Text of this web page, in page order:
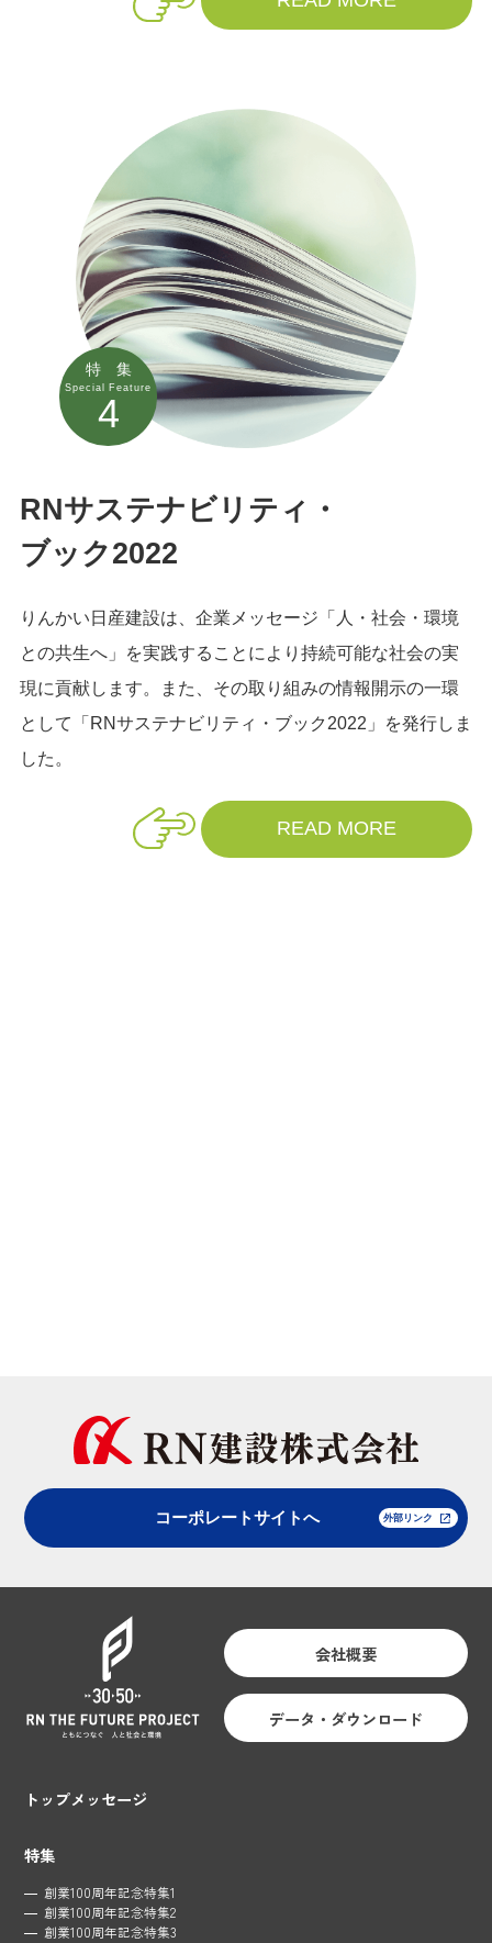
RNサステナビリティ・
ブック2022
りんかい日産建設は、企業メッセージ「人・社会・環境
との共生へ」を実践することにより持続可能な社会の実
現に貢献します。また、その取り組みの情報開示の一環
として「RNサステナビリティ・ブック2022」を発行しま
した。
READ MORE
特 集
Special Feature
4
コーポレートサイトへ
会社概要
データ・ダウンロード
トップメッセージ
特集
創業100周年記念特集1
創業100周年記念特集2
創業100周年記念特集3